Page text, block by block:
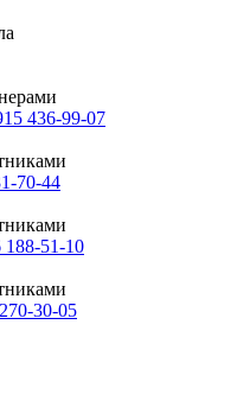
436-99-07
70-44
188-51-10
30-05